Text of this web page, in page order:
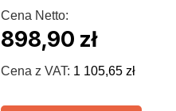
Cena Netto:
898,90 zł
Cena z VAT: 1 105,65 zł